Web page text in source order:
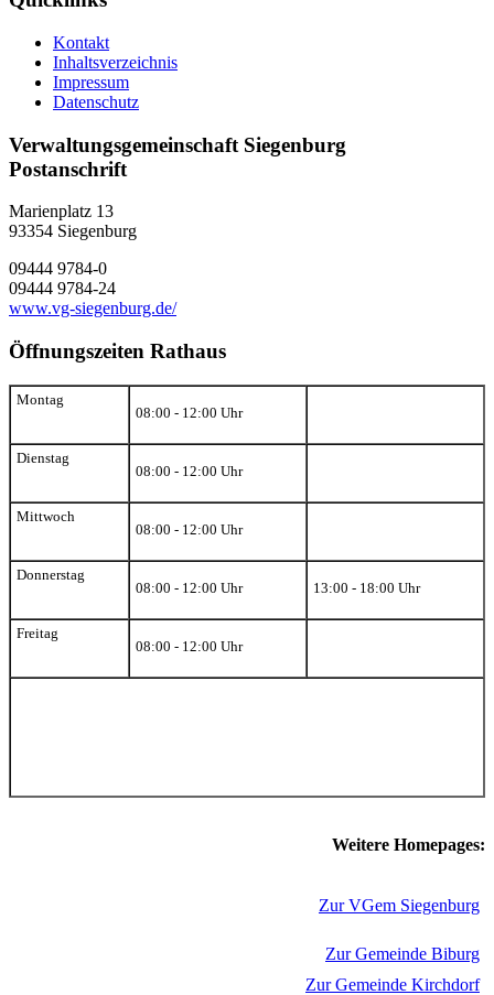
Kontakt
Inhaltsverzeichnis
Impressum
Datenschutz
Verwaltungsgemeinschaft Siegenburg
Postanschrift
Marienplatz 13
93354 Siegenburg
09444 9784-0
09444 9784-24
www.vg-siegenburg.de/
Öffnungszeiten Rathaus
Montag
08:00 - 12:00 Uhr
Dienstag
08:00 - 12:00 Uhr
Mittwoch
08:00 - 12:00 Uhr
Donnerstag
08:00 - 12:00 Uhr
13:00 - 18:00 Uhr
Freitag
08:00 - 12:00 Uhr
Weitere Homepages:
Zur VGem Siegenburg
Zur Gemeinde Biburg
Zur Gemeinde Kirchdorf